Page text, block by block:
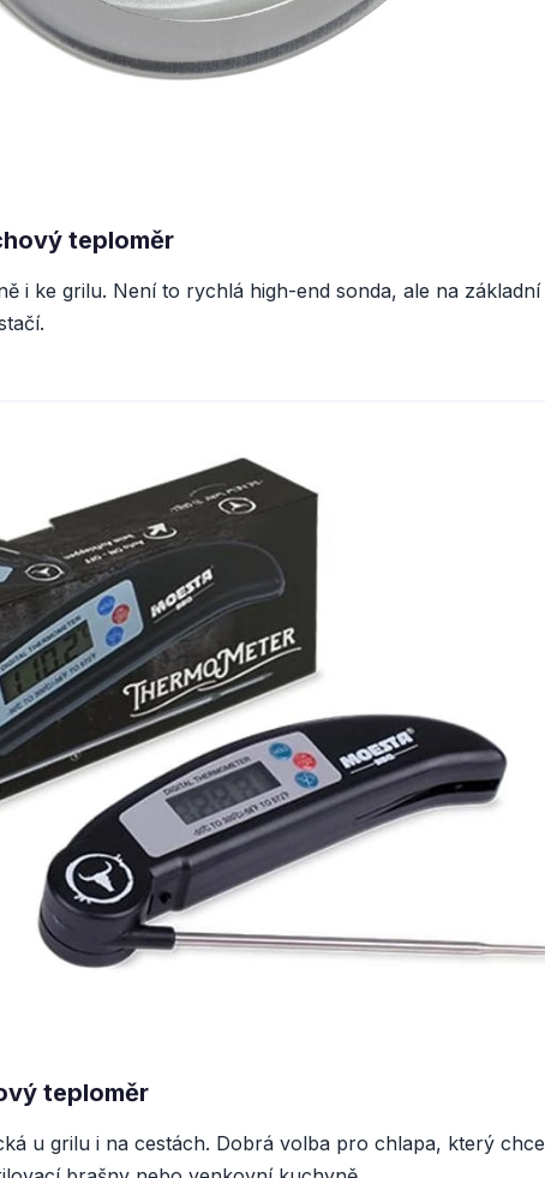
teploměr
i ke grilu. Není to rychlá high-end sonda, ale na základní
teploměr
u grilu i na cestách. Dobrá volba pro chlapa, který chce